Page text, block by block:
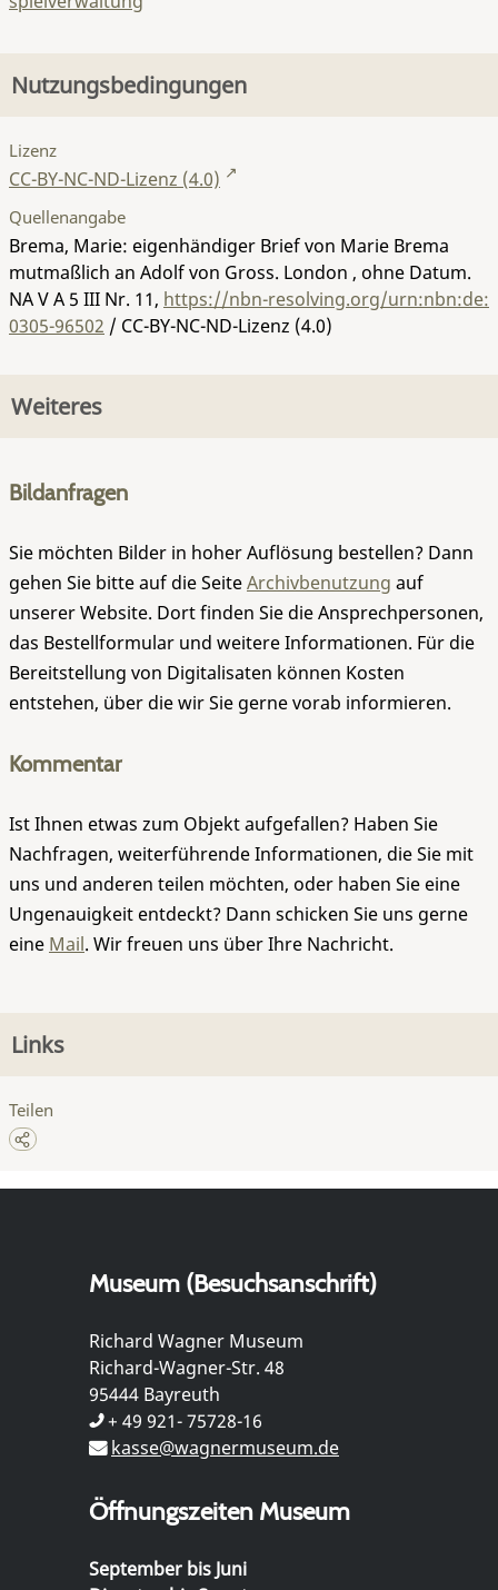
Nutzungsbedingungen
Lizenz
CC-BY-NC-ND-Lizenz (4.0)
Quellenangabe
Brema, Marie: eigenhändiger Brief von Marie Brema
mutmaßlich an Adolf von Gross. London , ohne Datum.
NA V A 5 III Nr. 11, https://nbn-resolving.org/urn:nbn:de:
0305-96502 / CC-BY-NC-ND-Lizenz (4.0)
Weiteres
Bildanfragen
Sie möchten Bilder in hoher Auflösung bestellen? Dann
gehen Sie bitte auf die SeiteArchivbenutzung auf
unserer Website. Dort finden Sie die Ansprechpersonen,
das Bestellformular und weitere Informationen. Für die
Bereitstellung von Digitalisaten können Kosten
entstehen, über die wir Sie gerne vorab informieren.
Kommentar
Ist Ihnen etwas zum Objekt aufgefallen? Haben Sie
Nachfragen, weiterführende Informationen, die Sie mit
uns und anderen teilen möchten, oder haben Sie eine
Ungenauigkeit entdeckt? Dann schicken Sie uns gerne
eine Mail. Wir freuen uns über Ihre Nachricht.
Links
Teilen
Museum (Besuchsanschrift)
Richard Wagner Museum
Richard-Wagner-Str. 48
95444 Bayreuth
+ 49 921- 75728-16
kasse@wagnermuseum.de
Öffnungszeiten Museum
September bis Juni